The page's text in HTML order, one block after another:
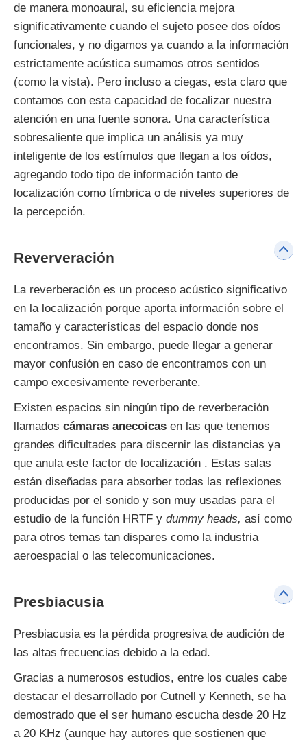
de manera monoaural, su eficiencia mejora
significativamente cuando el sujeto posee dos oídos
funcionales, y no digamos ya cuando a la información
estrictamente acústica sumamos otros sentidos
(como la vista). Pero incluso a ciegas, esta claro que
contamos con esta capacidad de focalizar nuestra
atención en una fuente sonora. Una característica
sobresaliente que implica un análisis ya muy
inteligente de los estímulos que llegan a los oídos,
agregando todo tipo de información tanto de
localización como tímbrica o de niveles superiores de
la percepción.
Reververación
La reverberación es un proceso acústico significativo
en la localización porque aporta información sobre el
tamaño y características del espacio donde nos
encontramos. Sin embargo, puede llegar a generar
mayor confusión en caso de encontramos con un
campo excesivamente reverberante.
Existen espacios sin ningún tipo de reverberación
llamados cámaras anecoicas en las que tenemos
grandes dificultades para discernir las distancias ya
que anula este factor de localización . Estas salas
están diseñadas para absorber todas las reflexiones
producidas por el sonido y son muy usadas para el
estudio de la función HRTF y dummy heads, así como
para otros temas tan dispares como la industria
aeroespacial o las telecomunicaciones.
Presbiacusia
Presbiacusia es la pérdida progresiva de audición de
las altas frecuencias debido a la edad.
Gracias a numerosos estudios, entre los cuales cabe
destacar el desarrollado por Cutnell y Kenneth, se ha
demostrado que el ser humano escucha desde 20 Hz
a 20 KHz (aunque hay autores que sostienen que